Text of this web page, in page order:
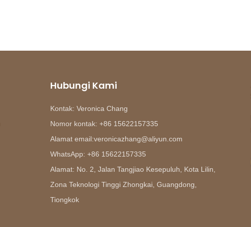
Hubungi Kami
Kontak: Veronica Chang
Nomor kontak: +86 15622157335
Alamat email:veronicazhang@aliyun.com
WhatsApp: +86 15622157335
Alamat: No. 2, Jalan Tangjiao Kesepuluh, Kota Lilin,
Zona Teknologi Tinggi Zhongkai, Guangdong,
Tiongkok